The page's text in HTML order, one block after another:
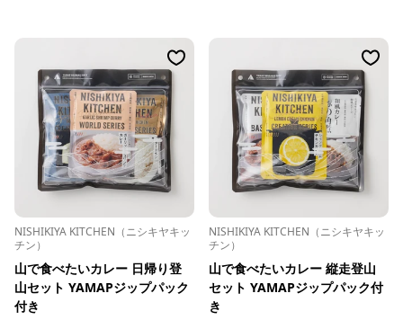
NISHIKIYA KITCHEN（ニシキヤキッ
チン）
山で食べたいカレー 日帰り登
山セット YAMAPジップパック
付き
NISHIKIYA KITCHEN（ニシキヤキッ
チン）
山で食べたいカレー 縦走登山
セット YAMAPジップパック付
き